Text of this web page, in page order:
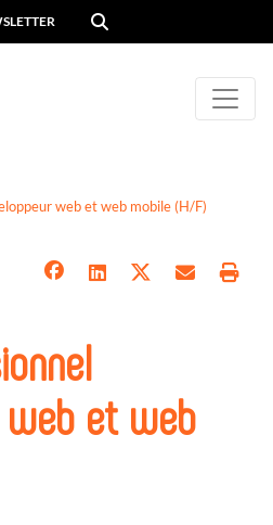
web et web mobile (H/F)
web et web